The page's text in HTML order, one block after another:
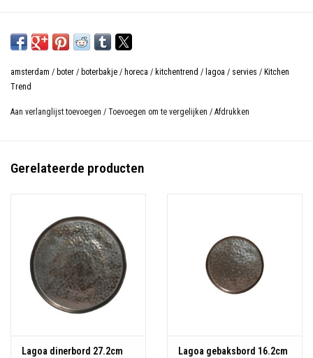
amsterdam / boter / boterbakje / horeca / kitchentrend / lagoa / servies / Kitchen
Trend
Aan verlanglijst toevoegen / Toevoegen om te vergelijken / Afdrukken
Gerelateerde producten
Lagoa dinerbord 27.2cm
Lagoa gebaksbord 16.2cm